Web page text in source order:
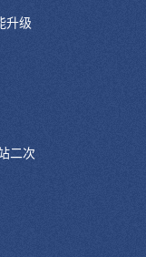
升级
二次